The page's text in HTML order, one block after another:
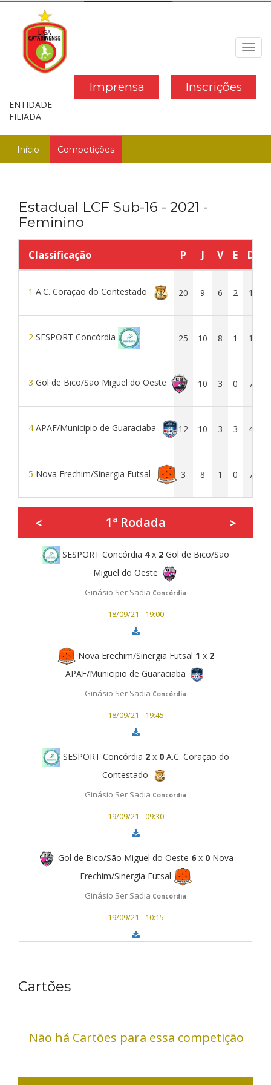
Inscrições
Imprensa
ENTIDADE
FILIADA
Início Competições
Estadual LCF Sub-16 - 2021 -
Feminino
Classificação P J V E D
1 A.C. Coração do Contestado 20 9 6 2 1
2 SESPORT Concórdia 25 10 8 1 1
3 Gol de Bico/São Miguel do Oeste 9 10 3 0 7
4 APAF/Municipio de Guaraciaba 12 10 3 3 4
5 Nova Erechim/Sinergia Futsal 3 8 1 0 7
< 1ª Rodada >
SESPORT Concórdia 4x 2 Gol de Bico/São
Miguel do Oeste
Ginásio Ser Sadia Concórdia
18/09/21 - 19:00
Nova Erechim/Sinergia Futsal 1 x 2
APAF/Municipio de Guaraciaba
Ginásio Ser Sadia Concórdia
18/09/21 - 19:45
SESPORT Concórdia 2x 0A.C. Coração do
Contestado
Ginásio Ser Sadia Concórdia
19/09/21 - 09:30
Gol de Bico/São Miguel do Oeste 6 x 0 Nova
Erechim/Sinergia Futsal
Ginásio Ser Sadia Concórdia
19/09/21 - 10:15
Futsal
Cartões
Não há Cartões para essa competição